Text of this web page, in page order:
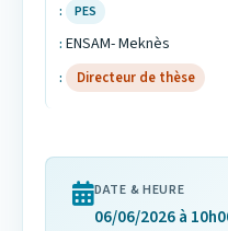
PES
ENSAM- Meknès
Directeur de thèse
DATE & HEURE
06/06/2026 à